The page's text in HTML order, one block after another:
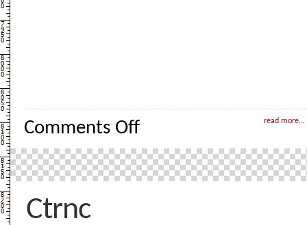
read more...
Comments Offon
Ctrnc